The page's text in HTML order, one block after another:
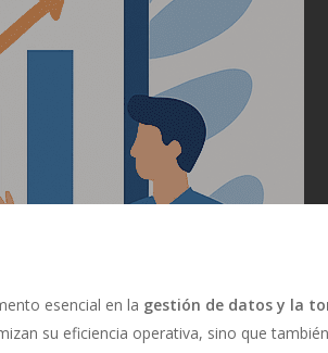
esencial en la gestión de datos y la
su eficiencia operativa, sino que también